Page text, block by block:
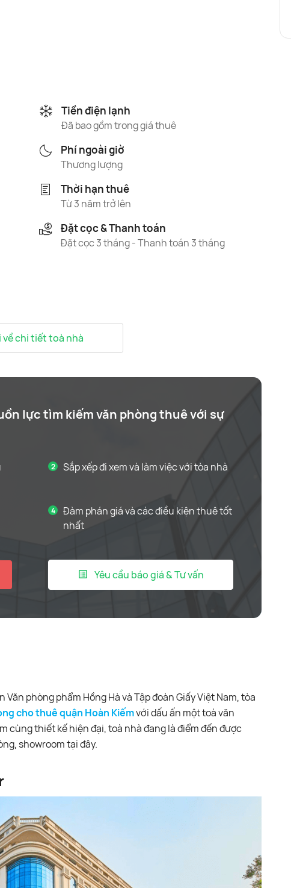
Tiền điện lạnh
Đã bao gồm trong giá thuê
Phí ngoài giờ
Thương lượng
Thời hạn thuê
Từ 3 năm trở lên
Đặt cọc & Thanh toán
Đặt cọc 3 tháng - Thanh toán 3 tháng
về chi tiết toà nhà
lực tìm kiếm văn phòng thuê với sự
Sắp xếp đi xem và làm việc với tòa nhà
Đàm phán giá và các điều kiện thuê tốt
nhất
Yêu cầu báo giá & Tư vấn
phòng phẩm Hồng Hà và Tập đoàn Giấy Việt Nam, tòa
cho thuê quận Hoàn Kiếmvới dấu ấn một toà văn
cùng thiết kế hiện đại, toà nhà đang là điểm đến được
showroom tại đây.